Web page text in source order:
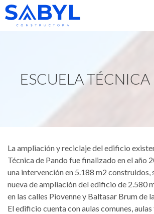
SABYL
ESCUELA
La ampliación y reciclaje del edificio
Técnica de Pando fue finalizado en el año
una intervención en 5.188 m2 construidos,
nueva de ampliación del edificio de 2.580
en las calles Piovenne y Baltasar Brum de
El edificio cuenta con aulas comunes,